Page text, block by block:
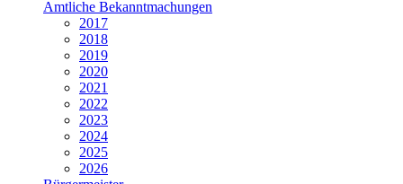
Amtliche Bekanntmachungen
2017
2018
2019
2020
2021
2022
2023
2024
2025
2026